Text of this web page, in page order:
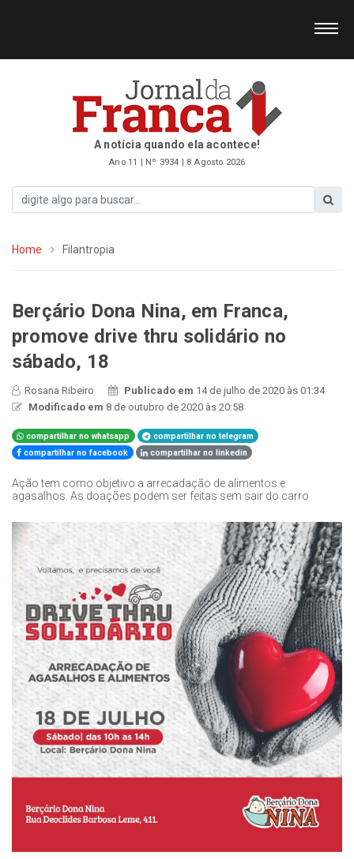
A notícia quando ela acontece!
Ano 11 | Nº 3934 | 8 Agosto 2026
Home Filantropia
Berçário Dona Nina, em Franca,
promove drive thru solidário no
sábado, 18
Rosana Ribeiro Publicado em 14 de julho de 2020 às 01:34
Modificado em 8 de outubro de 2020 às 20:58
compartilhar no whatsapp
compartilhar no telegram
compartilhar no facebook
compartilhar no linkedin
Ação tem como objetivo a arrecadação de alimentos e
agasalhos. As doações podem ser feitas sem sair do carro